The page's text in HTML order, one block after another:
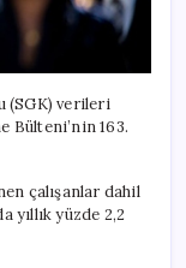
(SGK) verileri
Bülteni’nin 163.
çalışanlar dahil
yıllık yüzde 2,2